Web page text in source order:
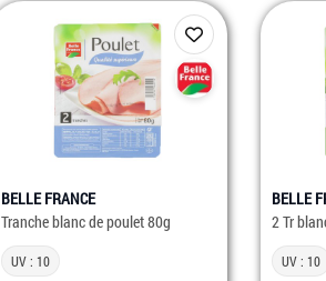
BELLE FRANCE
Tranche blanc de poulet 80g
UV : 10
BELLE
2 Tr
UV : 10